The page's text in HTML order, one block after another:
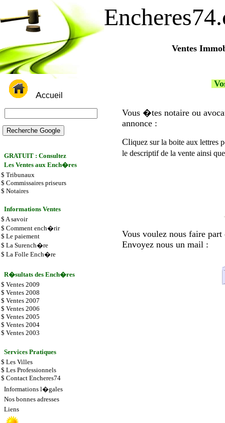
Ventes
Accueil
GRATUIT : Consultez
Les Ventes aux Ench�res
$ Tribunaux
$ Commissaires priseurs
$ Notaires
Informations Ventes
$ A savoir
$ Comment ench�rir
$ Le paiement
$ La Surench�re
$ La Folle Ench�re
R�sultats des Ench�res
$ Ventes 2009
$ Ventes 2008
$ Ventes 2007
$ Ventes 2006
$ Ventes 2005
$ Ventes 2004
$ Ventes 2003
Services Pratiques
$ Les Villes
$ Les Professionnels
$ Contact Encheres74
Informations l�gales
Nos bonnes adresses
Liens
Vous �tes notaire ou
annonce :
Cliquez sur la boite aux lettres
le descriptif de la vente ainsi
Vous voulez nous faire part
Envoyez nous un mail :